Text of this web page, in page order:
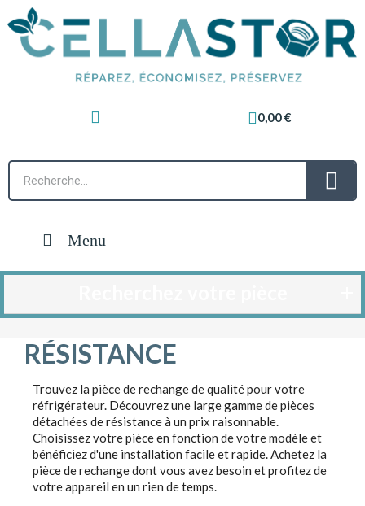
0,00 €
Menu
RÉSISTANCE
Trouvez la pièce de rechange de qualité pour votre
réfrigérateur. Découvrez une large gamme de pièces
détachées de résistance à un prix raisonnable.
Choisissez votre pièce en fonction de votre modèle et
bénéficiez d'une installation facile et rapide. Achetez la
pièce de rechange dont vous avez besoin et profitez de
votre appareil en un rien de temps.